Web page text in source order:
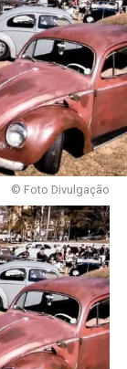
© Foto Divulgação